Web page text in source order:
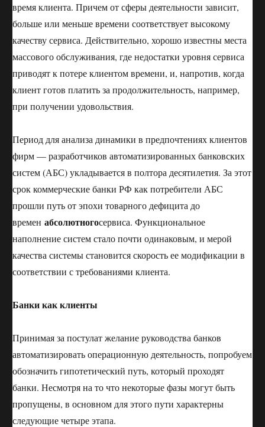
время клиента. Причем от сферы деятельности зависит,
больше или меньше времени соответствует высокому
качеству сервиса. Действительно, хорошо известны места
массового обслуживания, где недостатки уровня сервиса
приводят к потере клиентом времени, и, напротив, когда
клиент готов платить за продолжительность, например,
при получении удовольствия.
Период для анализа динамики в предпочтениях клиентов
фирм — разработчиков автоматизированных банковских
систем (АБС) укладывается в полтора десятилетия. За этот
срок коммерческие банки РФ как потребители АБС
прошли путь от эпохи товарного дефицита до
времен абсолютногосервиса. Функциональное
наполнение систем стало почти одинаковым, и мерой
качества системы становится скорость ее модификации в
соответствии с требованиями клиента.
Банки как клиенты
Принимая за постулат желание руководства банков
автоматизировать операционную деятельность, попробуем
обозначить гипотетический путь, который проходят
банки. Несмотря на то что некоторые фазы могут быть
пропущены, в основном для этого пути характерны
следующие четыре этапа.